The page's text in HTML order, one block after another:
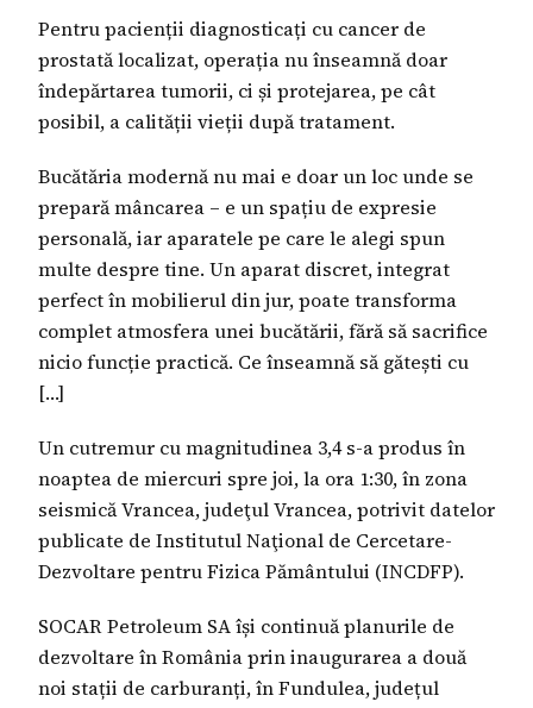
actuală și relevantă.
Pentru pacienții diagnosticați cu cancer de
prostată localizat, operația nu înseamnă doar
îndepărtarea tumorii, ci și protejarea, pe cât
posibil, a calității vieții după tratament.
Bucătăria modernă nu mai e doar un loc unde se
prepară mâncarea – e un spațiu de expresie
personală, iar aparatele pe care le alegi spun
multe despre tine. Un aparat discret, integrat
perfect în mobilierul din jur, poate transforma
complet atmosfera unei bucătării, fără să sacrifice
nicio funcție practică. Ce înseamnă să gătești cu
[…]
Un cutremur cu magnitudinea 3,4 s-a produs în
noaptea de miercuri spre joi, la ora 1:30, în zona
seismică Vrancea, judeţul Vrancea, potrivit datelor
publicate de Institutul Naţional de Cercetare-
Dezvoltare pentru Fizica Pământului (INCDFP).
SOCAR Petroleum SA își continuă planurile de
dezvoltare în România prin inaugurarea a două
noi stații de carburanți, în Fundulea, județul